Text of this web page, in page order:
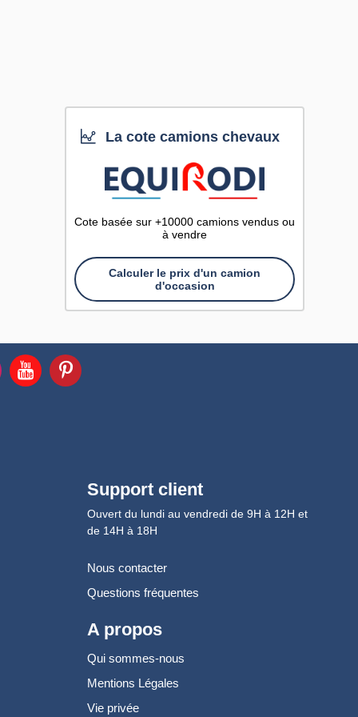
La cote camions chevaux
Cote basée sur +10000 camions vendus ou
à vendre
Calculer le prix d'un camion
d'occasion
Support client
Ouvert du lundi au vendredi de 9H à 12H et
de 14H à 18H
Nous contacter
Questions fréquentes
A propos
Qui sommes-nous
Mentions Légales
Vie privée